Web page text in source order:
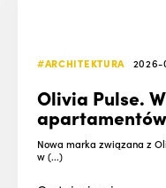
#ARCHITEKTURA
Olivia Pulse.
apartamentów
Nowa marka związana z
w (...)